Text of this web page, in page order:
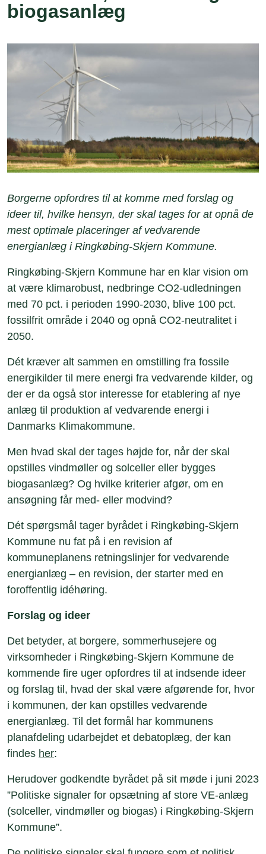
biogasanlæg
Borgerne opfordres til at komme med forslag og
ideer til, hvilke hensyn, der skal tages for at opnå de
mest optimale placeringer af vedvarende
energianlæg i Ringkøbing-Skjern Kommune.
Ringkøbing-Skjern Kommune har en klar vision om
at være klimarobust, nedbringe CO2-udledningen
med 70 pct. i perioden 1990-2030, blive 100 pct.
fossilfrit område i 2040 og opnå CO2-neutralitet i
2050.
Dét kræver alt sammen en omstilling fra fossile
energikilder til mere energi fra vedvarende kilder, og
der er da også stor interesse for etablering af nye
anlæg til produktion af vedvarende energi i
Danmarks Klimakommune.
Men hvad skal der tages højde for, når der skal
opstilles vindmøller og solceller eller bygges
biogasanlæg? Og hvilke kriterier afgør, om en
ansøgning får med- eller modvind?
Dét spørgsmål tager byrådet i Ringkøbing-Skjern
Kommune nu fat på i en revision af
kommuneplanens retningslinjer for vedvarende
energianlæg – en revision, der starter med en
foroffentlig idéhøring.
Forslag og ideer
Det betyder, at borgere, sommerhusejere og
virksomheder i Ringkøbing-Skjern Kommune de
kommende fire uger opfordres til at indsende ideer
og forslag til, hvad der skal være afgørende for, hvor
i kommunen, der kan opstilles vedvarende
energianlæg. Til det formål har kommunens
planafdeling udarbejdet et debatoplæg, der kan
findes her:
Herudover godkendte byrådet på sit møde i juni 2023
”Politiske signaler for opsætning af store VE-anlæg
(solceller, vindmøller og biogas) i Ringkøbing-Skjern
Kommune”.